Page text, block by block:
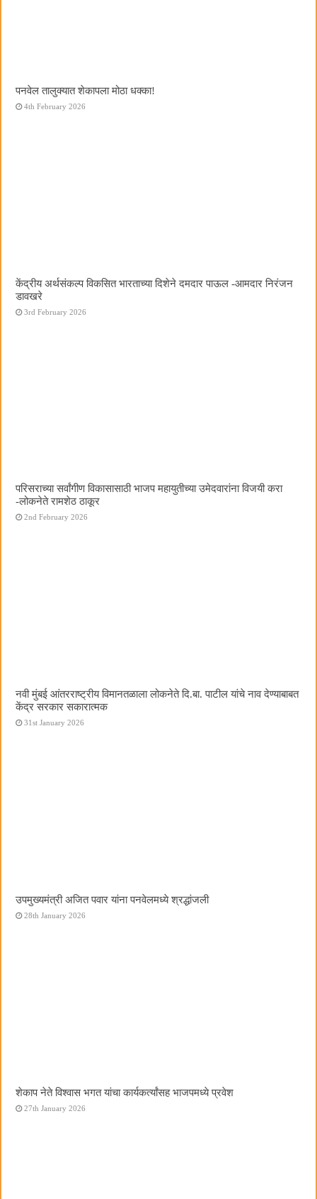
पनवेल तालुक्यात शेकापला मोठा धक्का!
4th February 2026
केंद्रीय अर्थसंकल्प विकसित भारताच्या दिशेने दमदार पाऊल -आमदार निरंजन
डावखरे
3rd February 2026
परिसराच्या सर्वांगीण विकासासाठी भाजप महायुतीच्या उमेदवारांना विजयी करा
-लोकनेते रामशेठ ठाकूर
2nd February 2026
नवी मुंबई आंतरराष्ट्रीय विमानतळाला लोकनेते दि.बा. पाटील यांचे नाव देण्याबाबत
केंद्र सरकार सकारात्मक
31st January 2026
उपमुख्यमंत्री अजित पवार यांना पनवेलमध्ये श्रद्धांजली
28th January 2026
शेकाप नेते विश्वास भगत यांचा कार्यकर्त्यांसह भाजपमध्ये प्रवेश
27th January 2026